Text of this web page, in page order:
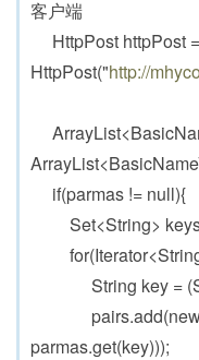
客户端
HttpPost httpPost
HttpPost("http://
if(parmas != null){
Set<String> keys
String key =
pairs.add(new
parmas.get(key)));